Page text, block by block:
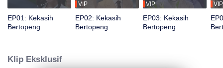
EP01: Kekasih
Bertopeng
VIP
EP02: Kekasih
Bertopeng
VIP
EP03: Kekasih
Bertopeng
VIP
Klip Eksklusif